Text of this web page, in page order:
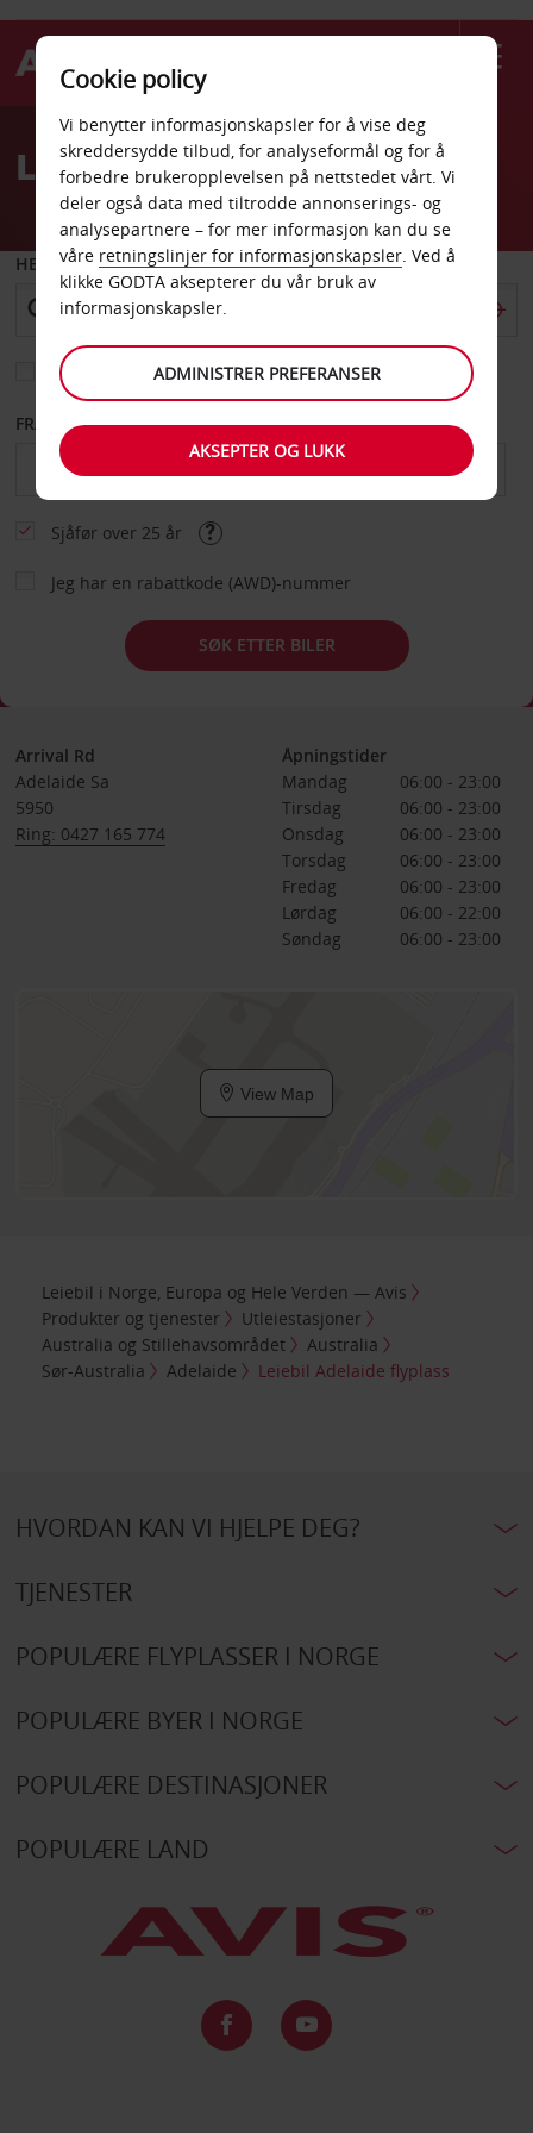
Welcome
AvisLeiebil Adelaide flyplass
HENT FRA
Velg et annet leveringssted
FRA DATO TIL DATO
Sjåfør over 25 år
Jeg har en rabattkode (AWD)-nummer
SØK ETTER BILER
Arrival Rd
Adelaide Sa
5950
Ring: 0427 165 774
Åpningstider
Mandag
06:00 - 23:00
Tirsdag
06:00 - 23:00
Onsdag
06:00 - 23:00
Torsdag
06:00 - 23:00
Fredag
06:00 - 23:00
Lørdag
06:00 - 22:00
Søndag
06:00 - 23:00
View Map
Leiebil i Norge, Europa og Hele Verden — Avis
Produkter og tjenester
Utleiestasjoner
Australia og Stillehavsområdet
Australia
Sør-Australia
Adelaide Leiebil Adelaide flyplass
HVORDAN KAN VI HJELPE DEG?
TJENESTER
POPULÆRE FLYPLASSER I NORGE
POPULÆRE BYER I NORGE
POPULÆRE DESTINASJONER
POPULÆRE LAND
Cookie policy
Vi benytter informasjonskapsler for å vise deg
skreddersydde tilbud, for analyseformål og for å
forbedre brukeropplevelsen på nettstedet vårt. Vi
deler også data med tiltrodde annonserings- og
analysepartnere – for mer informasjon kan du se
våre retningslinjer for informasjonskapsler. Ved å
klikke GODTA aksepterer du vår bruk av
informasjonskapsler.
ADMINISTRER PREFERANSER
AKSEPTER OG LUKK